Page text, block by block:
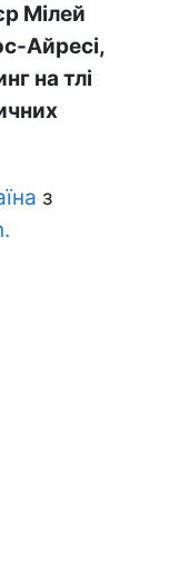
Мілей
Айресі,
на тлі
з